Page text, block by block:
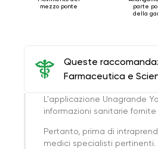
mezzo ponte
parte
della
Queste
Farmaceutica e
L'applicazione Unagrande
informazioni sanitarie
Pertanto, prima di
medici specialisti